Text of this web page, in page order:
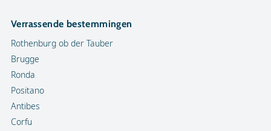
Verrassende bestemmingen
Rothenburg ob der Tauber
Brugge
Ronda
Positano
Antibes
Corfu